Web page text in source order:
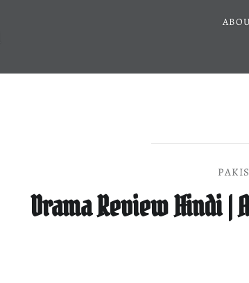
Drama Review Hindi |